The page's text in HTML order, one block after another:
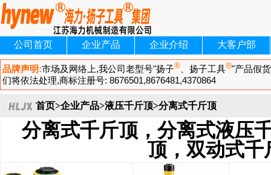
公司首页 企业产品 企业介绍 大客户部
首页>企业产品>液压千斤顶>分离式千斤顶
分离式千斤顶，分离式液压
顶，双动式千